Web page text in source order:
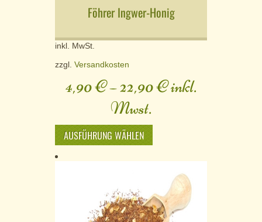
Föhrer Ingwer-Honig
inkl. MwSt.
zzgl. Versandkosten
4,90€–22,90€inkl.
Mwst.
AUSFÜHRUNG WÄHLEN